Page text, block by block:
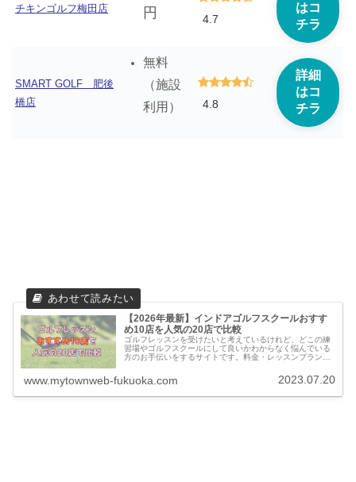
チキンゴルフ梅田店
円
4.7
はコ
チラ
SMART GOLF 肥後
橋店
無料
（施設
利用）
4.8
詳細
はコ
チラ
【2026年最新】インドアゴルフスクールおすす
め10店を人気の20店で比較
ゴルフレッスンを受けたいと考えているけれど、どこの練
習場やゴルフスクールにして良いかわからなく悩んでいる
方のお手伝いをするサイトです。料金・レッスンプランの
www.mytownweb-fukuoka.com 2023.07.20